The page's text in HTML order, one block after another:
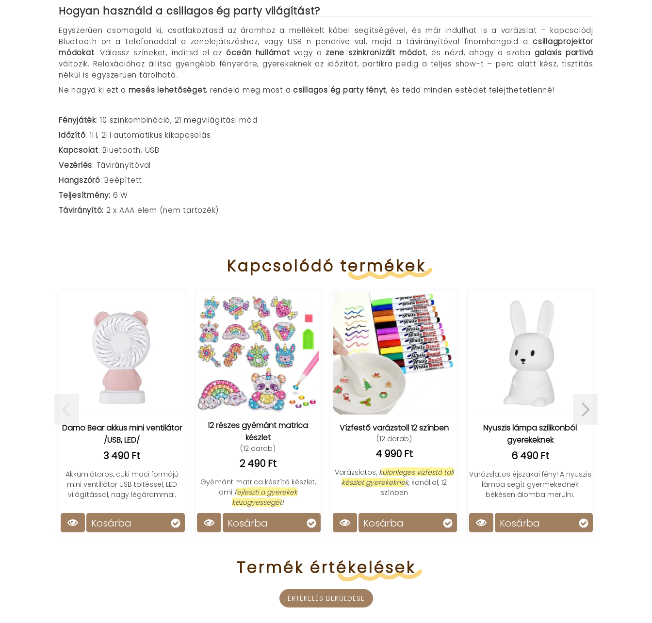
Hogyan használd a csillagos ég party világítást?
Egyszerűen csomagold ki, csatlakoztasd az áramhoz a mellékelt kábel segítségével, és már indulhat is a varázslat – kapcsolódj
Bluetooth-on a telefonoddal a zenelejátszáshoz, vagy USB-n pendrive-val, majd a távirányítóval finomhangold a csillagprojektor
módokat. Válassz színeket, indítsd el az óceán hullámot vagy a zene szinkronizált módot, és nézd, ahogy a szoba galaxis partivá
változik. Relaxációhoz állítsd gyengébb fényerőre, gyerekeknek az időzítőt, partikra pedig a teljes show-t – perc alatt kész, tisztítás
nélkül is egyszerűen tárolható.
Ne hagyd ki ezt a mesés lehetőséget, rendeld meg most a csillagos ég party fényt, és tedd minden estédet felejthetetlenné!
Fényjáték: 10 színkombináció, 21 megvilágítási mód
Időzítő: 1H, 2H automatikus kikapcsolás
Kapcsolat: Bluetooth, USB
Vezérlés: Távirányítóval
Hangszóró: Beépített
Teljesítmény: 6 W
Távirányító: 2 x AAA elem (nem tartozék)
Kapcsolódó termékek
Damo Bear akkus mini ventilátor
/USB, LED/
3 490 Ft
Akkumlátoros, cuki maci formájú
mini ventillátor USB töltéssel, LED
világítással, nagy légárammal.
Kosárba
12 részes gyémánt matrica
(12 darab)
2 490 Ft
Gyémánt matrica készítő készlet,
fejleszti a gyerekek
kézügyességét!
Kosárba
Vízfestő varázstoll 12 színben
(12 darab)
4 990 Ft
Varázslatos,különleges vízfestő toll
készlet gyerekeknek, kanállal, 12
Kosárba
Nyuszis lámpa szilikonból
gyerekeknek
6 490 Ft
Varázslatos éjszakai fény! A nyuszis
lámpa segít gyermekednek
békésen álomba merülni.
Kosárba
Élvezd a ritmusos
mód. Edzés és
Termék értékelések
ÉRTÉKELÉS BEKÜLDÉSE